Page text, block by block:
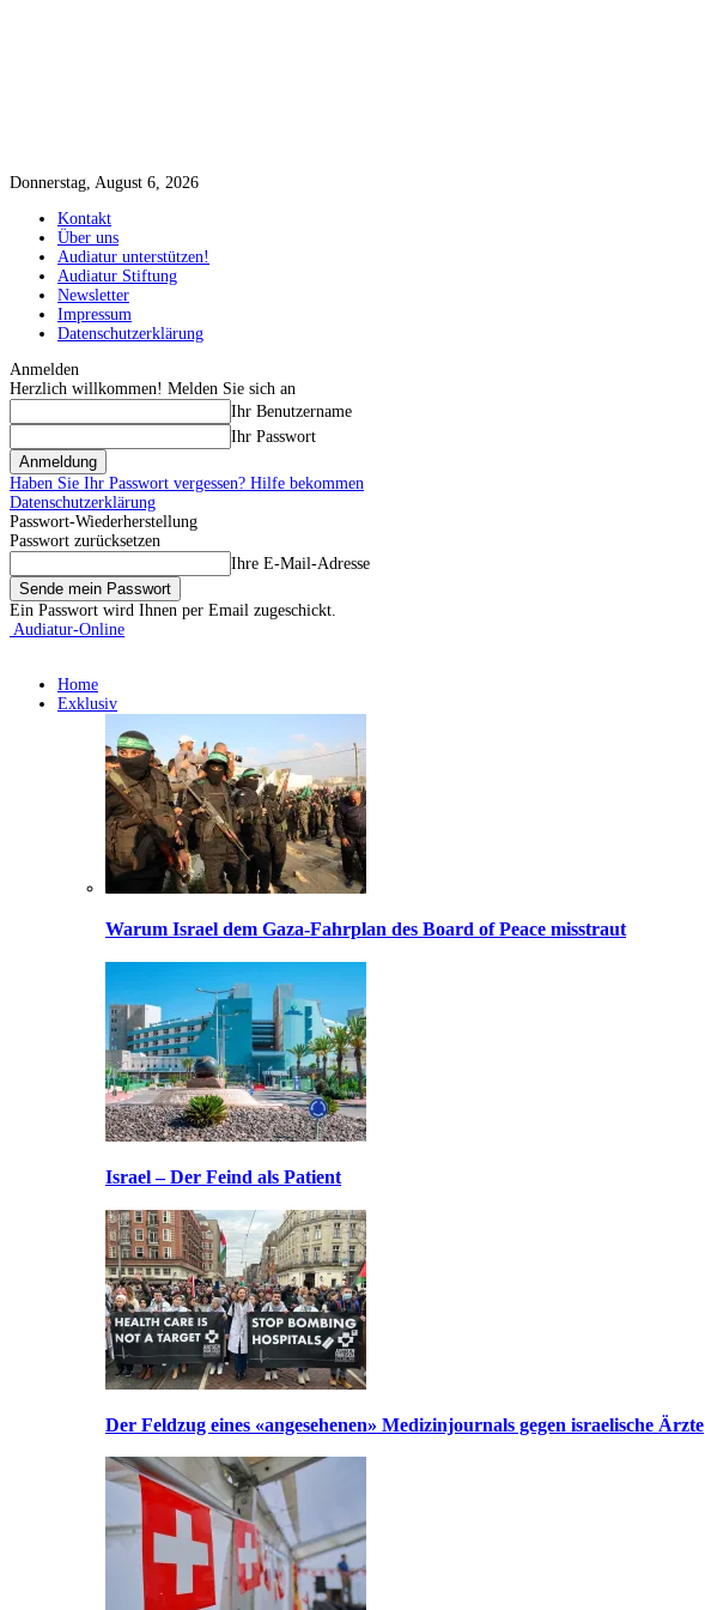
Donnerstag, August 6, 2026
Kontakt
Über uns
Audiatur unterstützen!
Audiatur Stiftung
Newsletter
Impressum
Datenschutzerklärung
Anmelden
Herzlich willkommen! Melden Sie sich an
Ihr Benutzername
Ihr Passwort
Haben Sie Ihr Passwort vergessen? Hilfe bekommen
Datenschutzerklärung
Passwort-Wiederherstellung
Passwort zurücksetzen
Ihre E-Mail-Adresse
Ein Passwort wird Ihnen per Email zugeschickt.
Audiatur-Online
Home
Exklusiv
Warum Israel dem Gaza-Fahrplan des Board of Peace misstraut
Israel – Der Feind als Patient
Der Feldzug eines «angesehenen» Medizinjournals gegen israelische Ärzte